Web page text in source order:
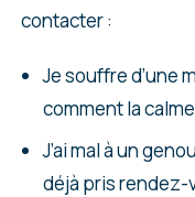
contacter :
Je souffre d’une
comment la
J’ai mal à un
déjà pris rendez-